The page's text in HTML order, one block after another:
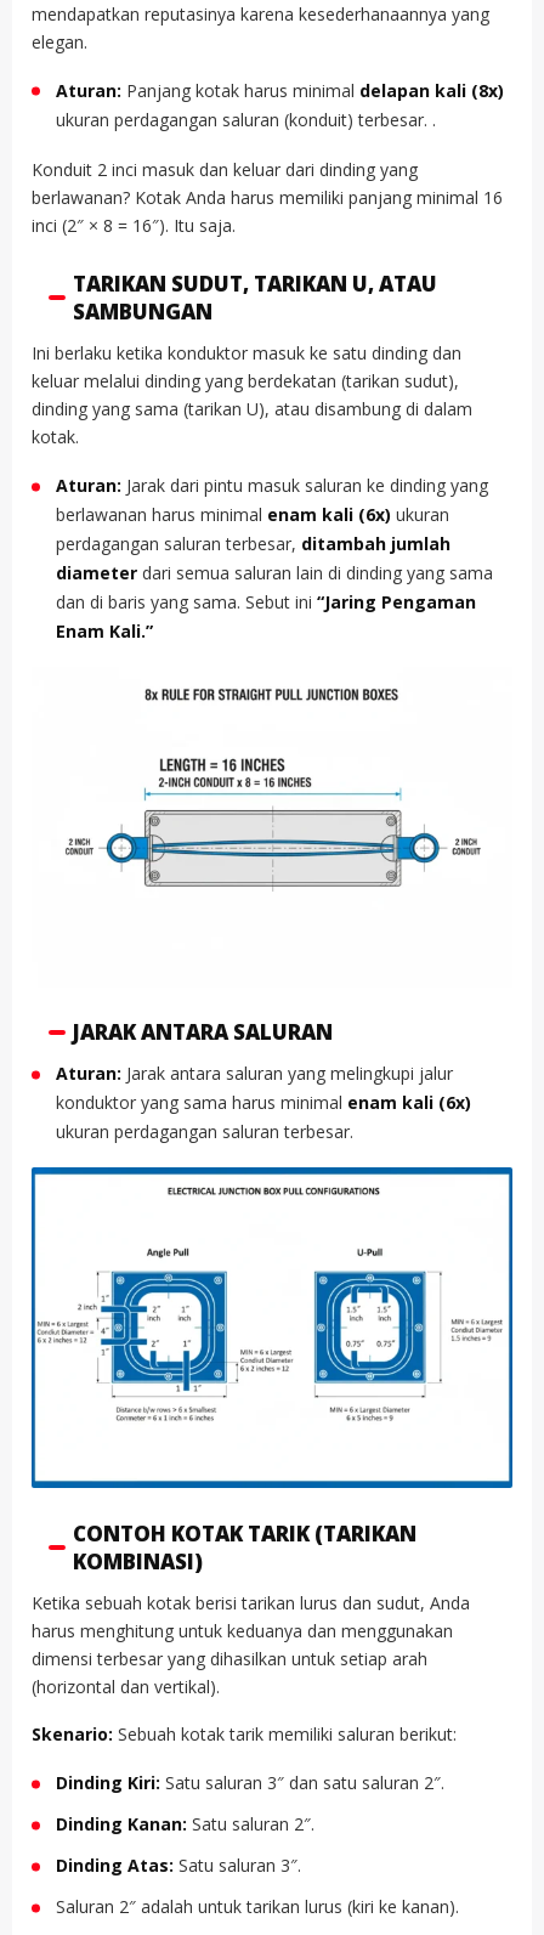
mendapatkan reputasinya karena kesederhanaannya yang
elegan.
Aturan: Panjang kotak harus minimal delapan kali (8x)
ukuran perdagangan saluran (konduit) terbesar. .
Konduit 2 inci masuk dan keluar dari dinding yang
berlawanan? Kotak Anda harus memiliki panjang minimal 16
inci (2″ × 8 = 16″). Itu saja.
TARIKAN SUDUT, TARIKAN U, ATAU
SAMBUNGAN
Ini berlaku ketika konduktor masuk ke satu dinding dan
keluar melalui dinding yang berdekatan (tarikan sudut),
dinding yang sama (tarikan U), atau disambung di dalam
kotak.
Aturan: Jarak dari pintu masuk saluran ke dinding yang
berlawanan harus minimal enam kali (6x) ukuran
perdagangan saluran terbesar, ditambah jumlah
diameter dari semua saluran lain di dinding yang sama
dan di baris yang sama. Sebut ini “Jaring Pengaman
Enam Kali.”
JARAK ANTARA SALURAN
Aturan: Jarak antara saluran yang melingkupi jalur
konduktor yang sama harus minimal enam kali (6x)
ukuran perdagangan saluran terbesar.
CONTOH KOTAK TARIK (TARIKAN
KOMBINASI)
Ketika sebuah kotak berisi tarikan lurus dan sudut, Anda
harus menghitung untuk keduanya dan menggunakan
dimensi terbesar yang dihasilkan untuk setiap arah
(horizontal dan vertikal).
Skenario: Sebuah kotak tarik memiliki saluran berikut:
Dinding Kiri: Satu saluran 3″ dan satu saluran 2″.
Dinding Kanan: Satu saluran 2″.
Dinding Atas: Satu saluran 3″.
Saluran 2″ adalah untuk tarikan lurus (kiri ke kanan).